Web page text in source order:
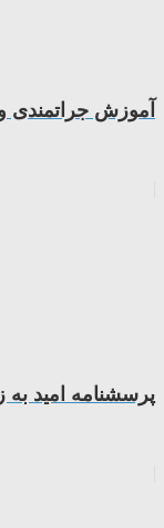
آموزش جراتمندی
پرسشنامه امید به